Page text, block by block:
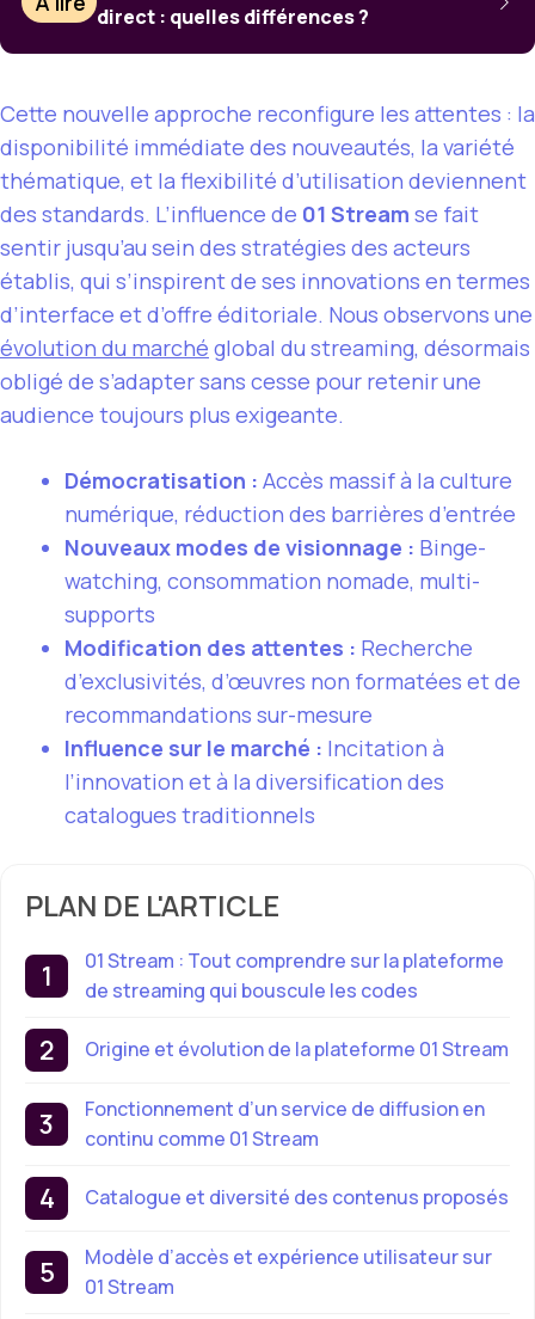
direct : quelles différences ?
Cette nouvelle approche reconfigure les attentes : la
disponibilité immédiate des nouveautés, la variété
thématique, et la flexibilité d’utilisation deviennent
des standards. L’influence de 01 Stream se fait
sentir jusqu’au sein des stratégies des acteurs
établis, qui s’inspirent de ses innovations en termes
d’interface et d’offre éditoriale. Nous observons une
évolution du marché global du streaming, désormais
obligé de s’adapter sans cesse pour retenir une
audience toujours plus exigeante.
Démocratisation : Accès massif à la culture
numérique, réduction des barrières d’entrée
Nouveaux modes de visionnage : Binge-
watching, consommation nomade, multi-
supports
Modification des attentes : Recherche
d’exclusivités, d’œuvres non formatées et de
recommandations sur-mesure
Influence sur le marché : Incitation à
l’innovation et à la diversification des
catalogues traditionnels
PLAN DE L'ARTICLE
01 Stream : Tout comprendre sur la plateforme
de streaming qui bouscule les codes
Origine et évolution de la plateforme 01 Stream
Fonctionnement d’un service de diffusion en
continu comme 01 Stream
Catalogue et diversité des contenus proposés
Modèle d’accès et expérience utilisateur sur
01 Stream